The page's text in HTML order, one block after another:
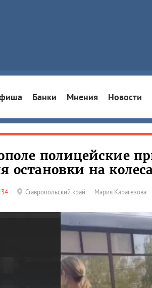
Банки Мнения Новости
полицейские
остановки на
Ставропольский край Мария Карагёзова